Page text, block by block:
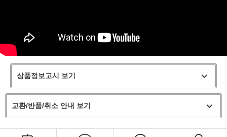
상품정보고시 보기
교환/반품/취소 안내 보기